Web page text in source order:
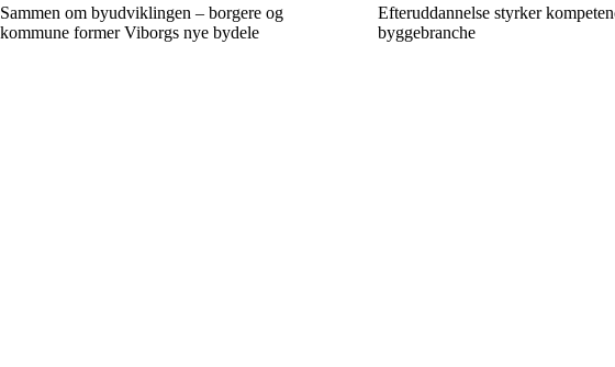
Sammen om byudviklingen – borgere og
kommune former Viborgs nye bydele
Efteruddannelse styrker
byggebranche